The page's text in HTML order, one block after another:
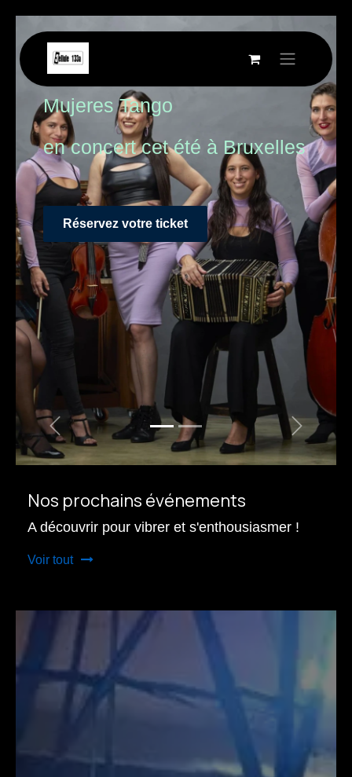
Mujeres Tango
en concert cet été à Bruxelles
Réservez votre ticket
Précédent Suivant
Nos prochains événements
A découvrir pour vibrer et s'enthousiasmer !
Voir tout